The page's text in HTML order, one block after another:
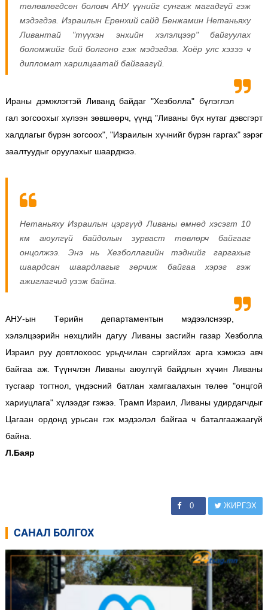
төлөвлөгдсөн боловч АНУ үүнийг сунгаж магадгүй гэж
мэдэгдэв. Израилын Ерөнхий сайд Бенжамин Нетаньяху
Ливантай "түүхэн энхийн хэлэлцээр" байгуулах
боломжийг бий болгоно гэж мэдэгдэв. Хоёр улс хэзээ ч
дипломат харилцаатай байгаагүй.
Ираны дэмжлэгтэй Ливанд байдаг "Хезболла" бүлэглэл
гал зогсоохыг хүлээн зөвшөөрч, үүнд "Ливаны бүх нутаг дэвсгэрт
халдлагыг бүрэн зогсоох", "Израилын хүчнийг бүрэн гаргах" зэрэг
заалтуудыг оруулахыг шаарджээ.
Нетаньяху Израилын цэргүүд Ливаны өмнөд хэсэгт 10
км аюулгүй байдолын зурваст төвлөрч байгааг
онцолжээ. Энэ нь Хезболлагийн тэднийг гаргахыг
шаардсан шаардлагыг зөрчиж байгаа хэрэг гэж
ажиглагчид үзэж байна.
АНУ-ын Төрийн департаментын мэдээлснээр,
хэлэлцээрийн нөхцлийн дагуу Ливаны засгийн газар Хезболла
Израил руу довтлохоос урьдчилан сэргийлэх арга хэмжээ авч
байгаа аж. Түүнчлэн Ливаны аюулгүй байдлын хүчин Ливаны
тусгаар тогтнол, үндэсний батлан ​​​​хамгаалахын төлөө "онцгой
хариуцлага" хүлээдэг гэжээ. Трамп Израил, Ливаны удирдагчдыг
Цагаан ордонд урьсан гэх мэдээлэл байгаа ч баталгаажаагүй
байна.
Л.Баяр
0 ЖИРГЭХ
САНАЛ БОЛГОХ